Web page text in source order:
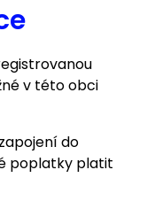
v této obci
do
poplatky platit